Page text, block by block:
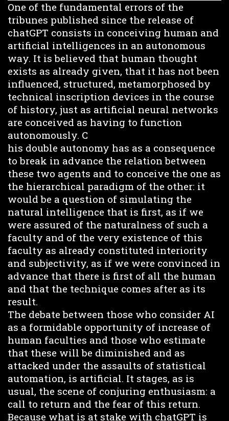
One of the fundamental errors of the
tribunes published since the release of
chatGPT consists in conceiving human and
artificial intelligences in an autonomous
way. It is believed that human thought
exists as already given, that it has not been
influenced, structured, metamorphosed by
technical inscription devices in the course
of history, just as artificial neural networks
are conceived as having to function
autonomously. C
his double autonomy has as a consequence
to break in advance the relation between
these two agents and to conceive the one as
the hierarchical paradigm of the other: it
would be a question of simulating the
natural intelligence that is first, as if we
were assured of the naturalness of such a
faculty and of the very existence of this
faculty as already constituted interiority
and subjectivity, as if we were convinced in
advance that there is first of all the human
and that the technique comes after as its
result.
The debate between those who consider AI
as a formidable opportunity of increase of
human faculties and those who estimate
that these will be diminished and as
attacked under the assaults of statistical
automation, is artificial. It stages, as is
usual, the scene of conjuring enthusiasm: a
call to return and the fear of this return.
Because what is at stake with chatGPT is